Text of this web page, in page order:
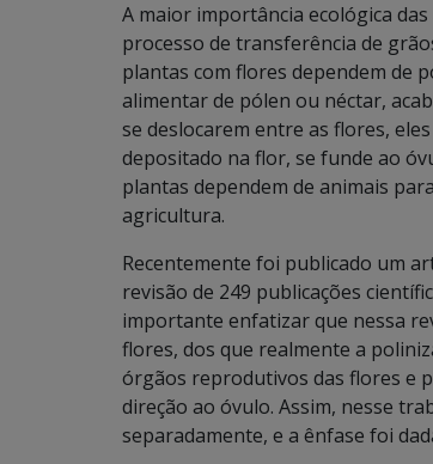
A maior importância ecológica
processo de transferência de
plantas com flores dependem de
alimentar de pólen ou néctar,
se deslocarem entre as flores,
depositado na flor, se funde ao
plantas dependem de animais
agricultura.
Recentemente foi publicado um
revisão de 249 publicações
importante enfatizar que nessa
flores, dos que realmente a
órgãos reprodutivos das flores e
direção ao óvulo. Assim, nesse
separadamente, e a ênfase foi